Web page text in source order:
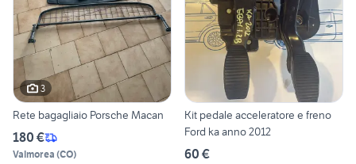
3
Rete bagagliaio Porsche Macan
180 €
Valmorea (CO)
Kit pedale acceleratore e freno
Ford ka anno 2012
60 €